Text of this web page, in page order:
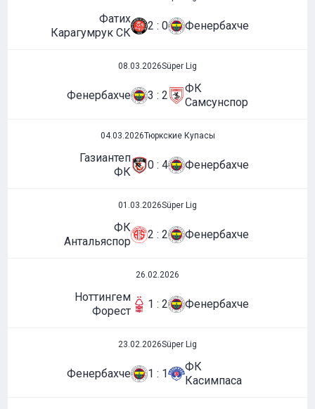
Фатих
Карагумрук СК
2 : 0 Фенербахче
08.03.2026Süper Lig
Фенербахче 3 : 2
ФК
Самсунспор
04.03.2026Тюркские Купасы
Газиантеп
ФК
0 : 4 Фенербахче
01.03.2026Süper Lig
ФК
Антальяспор
2 : 2 Фенербахче
26.02.2026
Ноттингем
Форест
1 : 2 Фенербахче
23.02.2026Süper Lig
Фенербахче 1 : 1
ФК
Касимпаса